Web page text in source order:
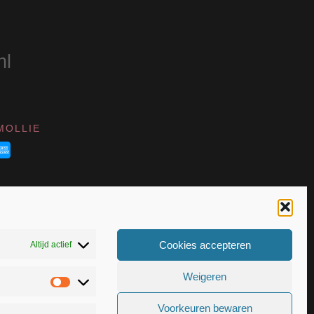
Altijd actief
Statistieken
Cookies accepteren
Weigeren
Voorkeuren bewaren